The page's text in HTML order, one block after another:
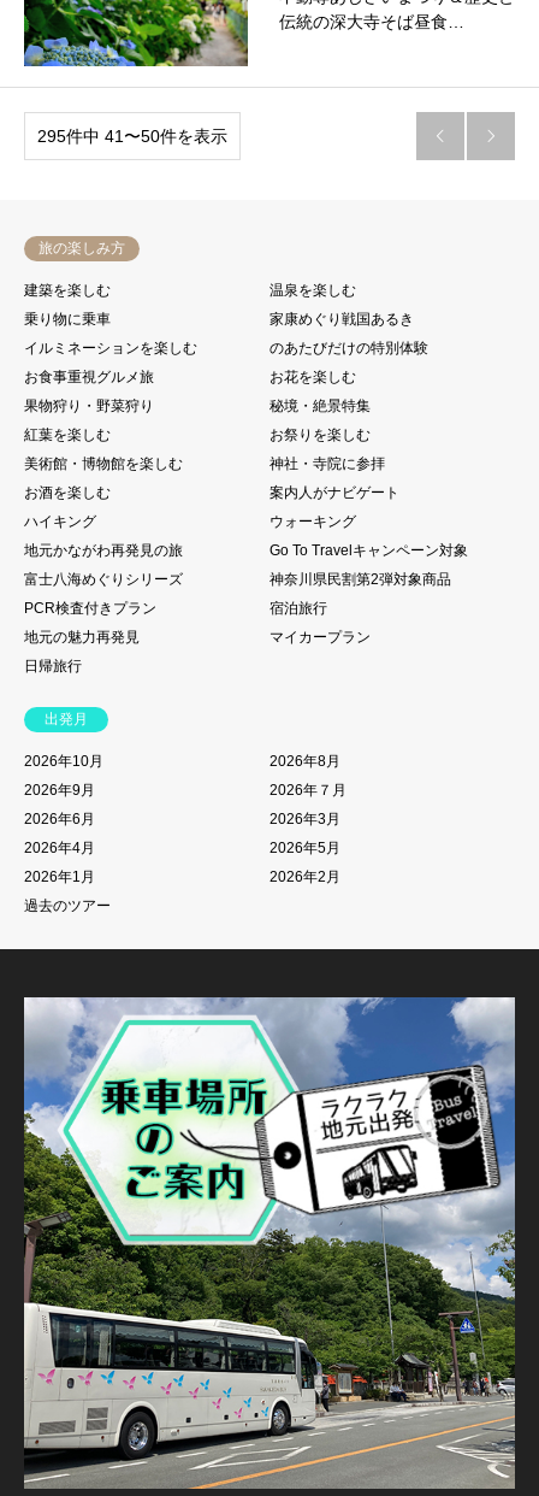
伝統の深大寺そば昼食…
295件中 41〜50件を表示  
旅の楽しみ方
建築を楽しむ
温泉を楽しむ
乗り物に乗車
家康めぐり戦国あるき
イルミネーションを楽しむ
のあたびだけの特別体験
お食事重視グルメ旅
お花を楽しむ
果物狩り・野菜狩り
秘境・絶景特集
紅葉を楽しむ
お祭りを楽しむ
美術館・博物館を楽しむ
神社・寺院に参拝
お酒を楽しむ
案内人がナビゲート
ハイキング
ウォーキング
地元かながわ再発見の旅
Go To Travelキャンペーン対象
富士八海めぐりシリーズ
神奈川県民割第2弾対象商品
PCR検査付きプラン
宿泊旅行
地元の魅力再発見
マイカープラン
日帰旅行
出発月
2026年10月
2026年8月
2026年9月
2026年７月
2026年6月
2026年3月
2026年4月
2026年5月
2026年1月
2026年2月
過去のツアー